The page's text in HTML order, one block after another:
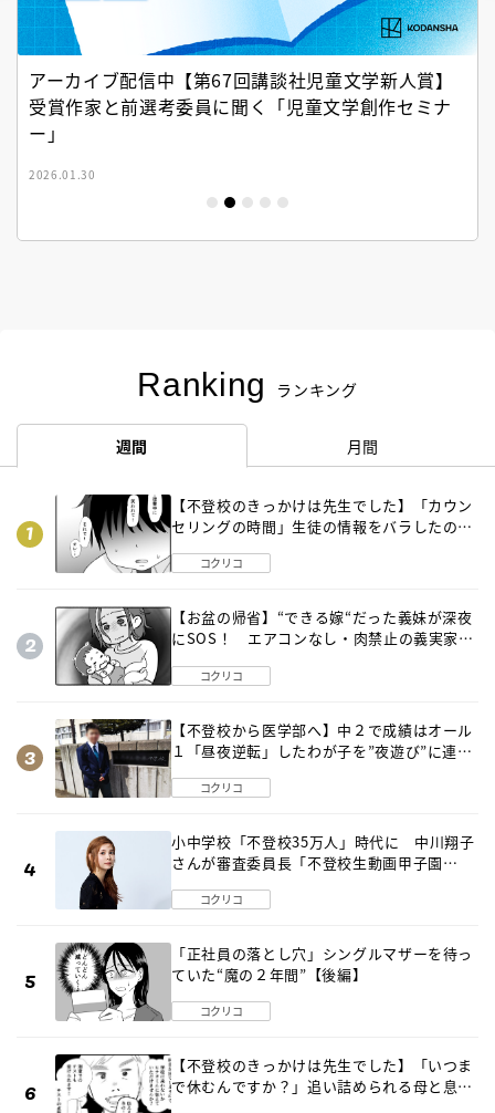
アーカイブ配信中【第67回講談社児童文学新人賞】
受賞作家と前選考委員に聞く「児童文学創作セミナ
ー」
2026.01.30
Ranking ランキング
週間 月間
【不登校のきっかけは先生でした】「カウン
セリングの時間」生徒の情報をバラしたの
コクリコ
【お盆の帰省】“できる嫁“だった義妹が深夜
にSOS！ エアコンなし・肉禁止の義実家ル
コクリコ
【不登校から医学部へ】中２で成績はオール
１「昼夜逆転」したわが子を”夜遊び”に連れ
コクリコ
小中学校「不登校35万人」時代に 中川翔子
さんが審査委員長「不登校生動画甲子園
コクリコ
「正社員の落とし穴」シングルマザーを待っ
ていた“魔の２年間”【後編】
コクリコ
【不登校のきっかけは先生でした】「いつま
で休むんですか？」追い詰められる母と息子